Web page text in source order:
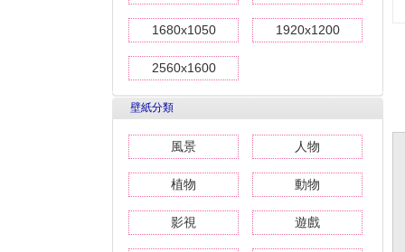
1680x1050 1920x1200
2560x1600
壁紙分類
風景 人物
植物 動物
影視 遊戲